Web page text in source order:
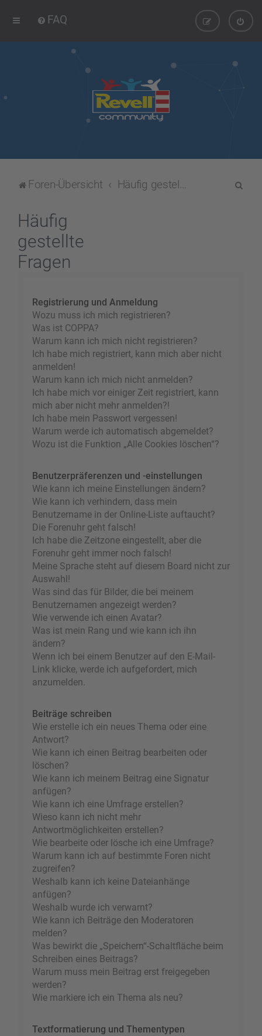
FAQ
Foren-Übersicht Häufig gestellte Fragen
Häufig
gestellte
Fragen
Registrierung und Anmeldung
Wozu muss ich mich registrieren?
Was ist COPPA?
Warum kann ich mich nicht registrieren?
Ich habe mich registriert, kann mich aber nicht
anmelden!
Warum kann ich mich nicht anmelden?
Ich habe mich vor einiger Zeit registriert, kann
mich aber nicht mehr anmelden?!
Ich habe mein Passwort vergessen!
Warum werde ich automatisch abgemeldet?
Wozu ist die Funktion „Alle Cookies löschen“?
Benutzerpräferenzen und -einstellungen
Wie kann ich meine Einstellungen ändern?
Wie kann ich verhindern, dass mein
Benutzername in der Online-Liste auftaucht?
Die Forenuhr geht falsch!
Ich habe die Zeitzone eingestellt, aber die
Forenuhr geht immer noch falsch!
Meine Sprache steht auf diesem Board nicht zur
Auswahl!
Was sind das für Bilder, die bei meinem
Benutzernamen angezeigt werden?
Wie verwende ich einen Avatar?
Was ist mein Rang und wie kann ich ihn
ändern?
Wenn ich bei einem Benutzer auf den E-Mail-
Link klicke, werde ich aufgefordert, mich
anzumelden.
Beiträge schreiben
Wie erstelle ich ein neues Thema oder eine
Antwort?
Wie kann ich einen Beitrag bearbeiten oder
löschen?
Wie kann ich meinem Beitrag eine Signatur
anfügen?
Wie kann ich eine Umfrage erstellen?
Wieso kann ich nicht mehr
Antwortmöglichkeiten erstellen?
Wie bearbeite oder lösche ich eine Umfrage?
Warum kann ich auf bestimmte Foren nicht
zugreifen?
Weshalb kann ich keine Dateianhänge
anfügen?
Weshalb wurde ich verwarnt?
Wie kann ich Beiträge den Moderatoren
melden?
Was bewirkt die „Speichern“-Schaltfläche beim
Schreiben eines Beitrags?
Warum muss mein Beitrag erst freigegeben
werden?
Wie markiere ich ein Thema als neu?
Textformatierung und Thementypen